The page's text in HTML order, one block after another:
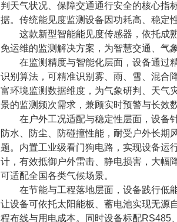
判天气状况、保障交通通行安全的核心指
据。传统能见度监测设备因功耗高、稳定
这款新型智能能见度传感器，依托成熟
免运维的监测解决方案，为智慧交通、气
在监测精度与智能化层面，设备通过精
识别算法，可精准识别雾、雨、雪、混合
富环境监测数据维度，为气象研判、天气
景的监测频次需求，兼顾实时预警与长效
在户外工况适配与稳定性层面，设备针
防水、防尘、防碰撞性能，耐受户外长期
题。内置工业级看门狗电路，实现设备运
计，有效抵御户外雷击、静电损害，大幅
可适配全国各类气候场景。
在节能与工程落地层面，设备践行低能
让设备可依托太阳能板、蓄电池实现无源
程布线与用电成本。同时设备标配RS485